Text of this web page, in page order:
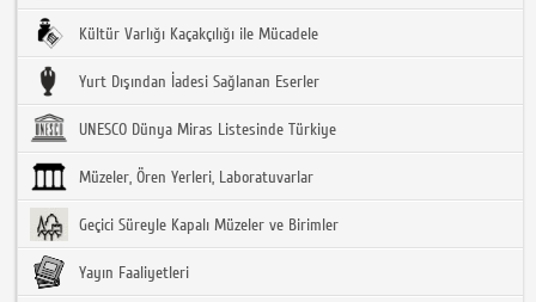
Kültür Varlığı Kaçakçılığı ile Mücadele
Yurt Dışından İadesi Sağlanan Eserler
UNESCO Dünya Miras Listesinde Türkiye
Müzeler, Ören Yerleri, Laboratuvarlar
Geçici Süreyle Kapalı Müzeler ve Birimler
Yayın Faaliyetleri